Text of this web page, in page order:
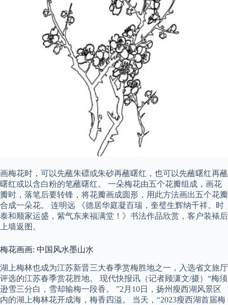
画梅花时，可以先蘸朱磦或朱砂再蘸曙红，也可以先蘸曙红再蘸
曙红或以含白粉的笔蘸曙红。 一朵梅花由五个花瓣组成，画花
瓣时，落笔后要转锋，将花瓣画成圆形，用此方法画出五个花瓣
合成一朵花。 连明远 《德居华庭凝百瑞，奎璧生辉纳千祥。时
泰和顺家运盛，紫气东来福满堂！》书法作品欣赏，客户装裱后
上墙返图。
梅花画画: 中国风水墨山水
湖上梅林也成为江苏新晋三大春季赏梅胜地之一，入选省文旅厅
评选的江苏春季赏花胜地。 现代快报讯（记者顾潇文/摄）“梅须
逊雪三分白，雪却输梅一段香。 ”2月10日，扬州瘦西湖风景区
内的湖上梅林花开成海，梅香四溢。 当天，“2023瘦西湖首届梅